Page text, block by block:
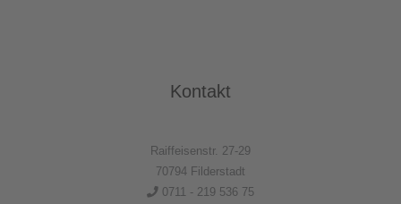
Kontakt
Raiffeisenstr. 27-29
70794 Filderstadt
0711 - 219 536 75